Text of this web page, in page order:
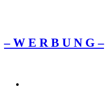
– W Ε R Β U Ν G –